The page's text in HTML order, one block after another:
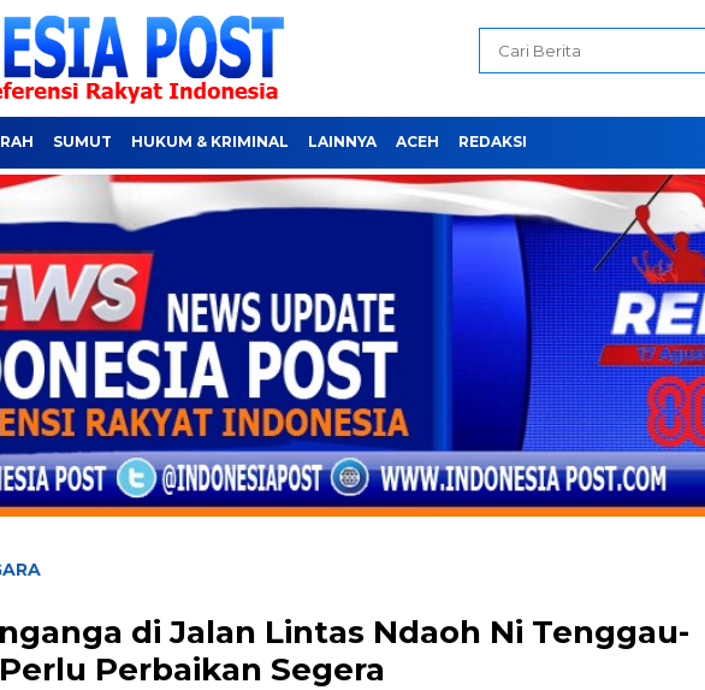
SUMUT HUKUM & KRIMINAL LAINNYA ACEH REDAKSI
di Jalan Lintas Ndaoh Ni Tenggau-
Perbaikan Segera